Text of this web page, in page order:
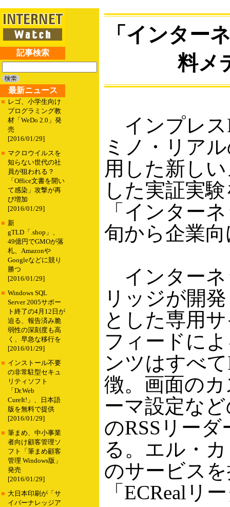
記事検索
最新ニュース
■ レゴ、小学生向け
プログラミング教
材「WeDo 2.0」発
売
[2016/01/29]
■ マクロウイルスを
知らない世代の社
員が狙われる？
「Office文書を開い
て感染」攻撃が再
び増加
[2016/01/29]
■ 新
gTLD「.shop」、
49億円でGMOが落
札、Amazonや
Googleなどに競り
勝つ
[2016/01/29]
■ Windows SQL
Server 2005サポー
ト終了の4月12日が
迫る、報告済み脆
弱性の深刻度も高
く、早急な移行を
[2016/01/29]
■ インストール不要
の非常駐型セキュ
リティソフト
「Dr.Web
CureIt!」、日本語
版を無料で提供
[2016/01/29]
■ 筆まめ、中小事業
者向け顧客管理ソ
フト「筆まめ顧客
管理 Windows版」
発売
[2016/01/29]
■ 大日本印刷が「サ
イバーナレッジア
「インター
料メ
インプレス
ミノ・リア
用した新し
した実証実
「インター
旬から企業
インターネ
リッジが開
とした専用
フィードに
ンツはすべ
徴。画面の
ーマ設定な
のRSSリー
る。エル・
のサービス
「ECRealリ